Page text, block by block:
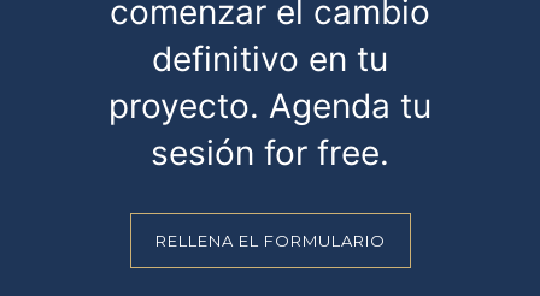
comenzar el cambio
definitivo en tu
proyecto. Agenda tu
sesión for free.
RELLENA EL FORMULARIO